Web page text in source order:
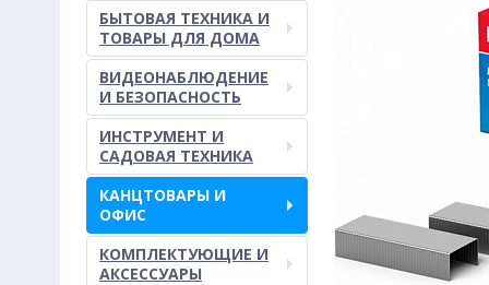
БЫТОВАЯ ТЕХНИКА И
ТОВАРЫ ДЛЯ ДОМА
ВИДЕОНАБЛЮДЕНИЕ
И БЕЗОПАСНОСТЬ
ИНСТРУМЕНТ И
САДОВАЯ ТЕХНИКА
КАНЦТОВАРЫ И
ОФИС
КОМПЛЕКТУЮЩИЕ И
АКСЕССУАРЫ